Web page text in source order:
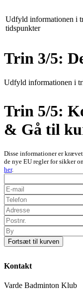
Udfyld informationen i
tidspunkter
Trin 3/5:
Udfyld informationen i
Trin 5/5:
& Gå til
Disse informationer er
de nye EU regler for sikker
her.
Fortsæt til kurven
Kontakt
Varde Badminton Klub